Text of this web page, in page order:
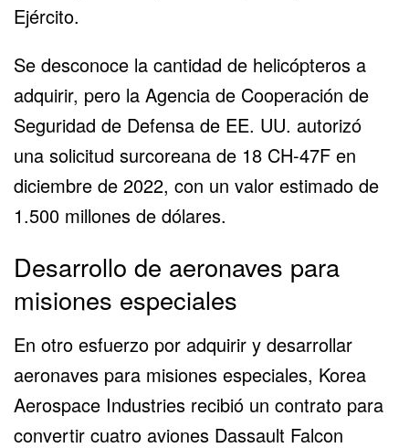
Ejército.
Se desconoce la cantidad de helicópteros a
adquirir, pero la Agencia de Cooperación de
Seguridad de Defensa de EE. UU. autorizó
una solicitud surcoreana de 18 CH-47F en
diciembre de 2022, con un valor estimado de
1.500 millones de dólares.
Desarrollo de aeronaves para
misiones especiales
En otro esfuerzo por adquirir y desarrollar
aeronaves para misiones especiales, Korea
Aerospace Industries recibió un contrato para
convertir cuatro aviones Dassault Falcon